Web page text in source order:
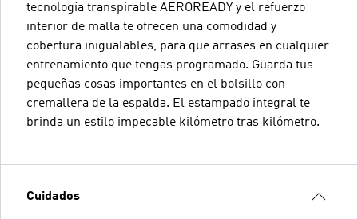
tecnología transpirable AEROREADY y el refuerzo
interior de malla te ofrecen una comodidad y
cobertura inigualables, para que arrases en cualquier
entrenamiento que tengas programado. Guarda tus
pequeñas cosas importantes en el bolsillo con
cremallera de la espalda. El estampado integral te
brinda un estilo impecable kilómetro tras kilómetro.
Cuidados